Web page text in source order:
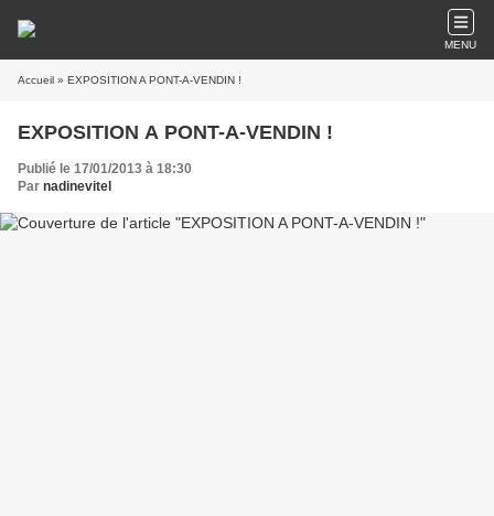
MENU
Accueil » EXPOSITION A PONT-A-VENDIN !
EXPOSITION A PONT-A-VENDIN !
Publié le 17/01/2013 à 18:30
Par nadinevitel